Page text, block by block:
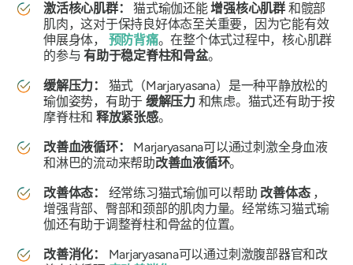
激活核心肌群：
猫式瑜伽还能增强核心肌群和髋部
肌肉，这对于保持良好体态至关重要，因为它能有效
伸展身体， 预防背痛。在整个体式过程中，核心肌群
的参与有助于稳定脊柱和骨盆。
缓解压力：
猫式（Marjaryasana）是一种平静放松的
瑜伽姿势，有助于 缓解压力和焦虑。猫式还有助于按
摩脊柱和 释放紧张感。
改善血液循环：
Marjaryasana可以通过刺激全身血液
和淋巴的流动来帮助改善血液循环。
改善体态：
经常练习猫式瑜伽可以帮助 改善体态，
增强背部、臀部和颈部的肌肉力量。经常练习猫式瑜
伽还有助于调整脊柱和骨盆的位置。
改善消化：
Marjaryasana可以通过刺激腹部器官和改